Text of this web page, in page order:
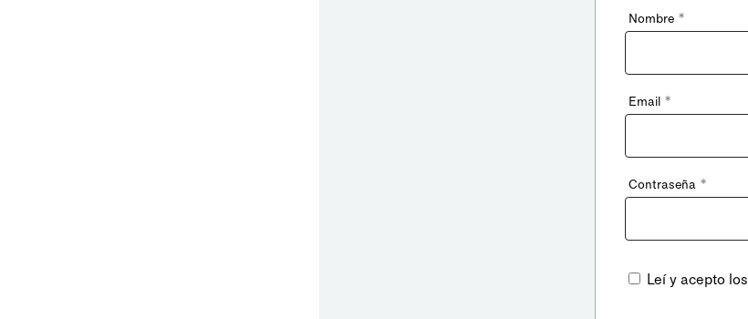
Nombre *
Email *
Contraseña *
Leí y acepto los